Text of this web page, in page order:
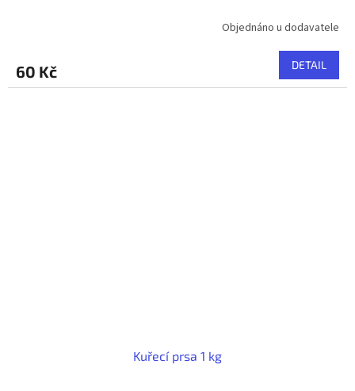
Objednáno u dodavatele
60 Kč DETAIL
Kuřecí prsa 1 kg